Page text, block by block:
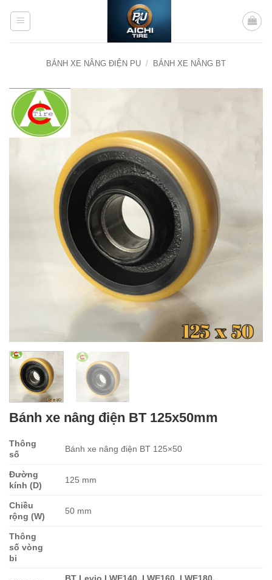
BÁNH XE NÂNG ĐIỆN PU / BÁNH XE NÂNG BT
Bánh xe nâng điện BT 125x50mm
Thông
số
Bánh xe nâng điện BT 125×50
Đường
kính (D)
125 mm
Chiều
rộng (W)
50 mm
Thông
số vòng
bi